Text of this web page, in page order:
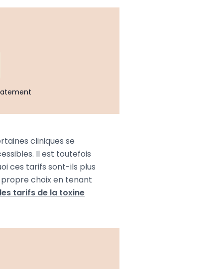
cliniques se
Il est toutefois
ces tarifs sont-ils plus
choix en tenant
tarifs de la toxine